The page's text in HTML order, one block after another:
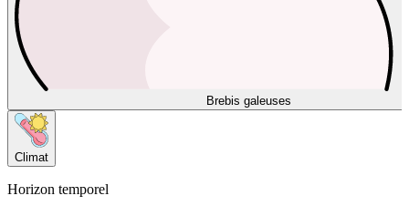
Brebis galeuses
Climat
Horizon temporel